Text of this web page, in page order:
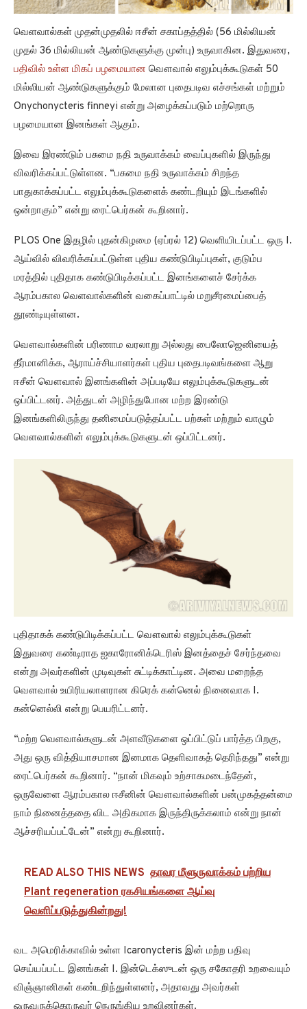
வெளவால்கள் முதன்முதலில் ஈசீன் சகாப்தத்தில் (56 மில்லியன்
முதல் 36 மில்லியன் ஆண்டுகளுக்கு முன்பு) உருவாகின. இதுவரை,
பதிவில் உள்ள மிகப் பழமையான வௌவால் எலும்புக்கூடுகள் 50
மில்லியன் ஆண்டுகளுக்கும் மேலான புதைபடிவ எச்சங்கள் மற்றும்
Onychonycteris finneyi என்று அழைக்கப்படும் மற்றொரு
பழமையான இனங்கள் ஆகும்.
இவை இரண்டும் பசுமை நதி உருவாக்கம் வைப்புகளில் இருந்து
விவரிக்கப்பட்டுள்ளன. “பசுமை நதி உருவாக்கம் சிறந்த
பாதுகாக்கப்பட்ட எலும்புக்கூடுகளைக் கண்டறியும் இடங்களில்
ஒன்றாகும்” என்று ரைட்பெர்கன் கூறினார்.
PLOS One இதழில் புதன்கிழமை (ஏப்ரல் 12) வெளியிடப்பட்ட ஒரு I.
ஆய்வில் விவரிக்கப்பட்டுள்ள புதிய கண்டுபிடிப்புகள், குடும்ப
மரத்தில் புதிதாக கண்டுபிடிக்கப்பட்ட இனங்களைச் சேர்க்க
ஆரம்பகால வெளவால்களின் வகைப்பாட்டில் மறுசீரமைப்பைத்
தூண்டியுள்ளன.
வௌவால்களின் பரிணாம வரலாறு அல்லது பைலோஜெனியைத்
தீர்மானிக்க, ஆராய்ச்சியாளர்கள் புதிய புதைபடிவங்களை ஆறு
ஈசீன் வௌவால் இனங்களின் அப்படியே எலும்புக்கூடுகளுடன்
ஒப்பிட்டனர். அத்துடன் அழிந்துபோன மற்ற இரண்டு
இனங்களிலிருந்து தனிமைப்படுத்தப்பட்ட பற்கள் மற்றும் வாழும்
வெளவால்களின் எலும்புக்கூடுகளுடன் ஒப்பிட்டனர்.
புதிதாகக் கண்டுபிடிக்கப்பட்ட வௌவால் எலும்புக்கூடுகள்
இதுவரை கண்டிராத ஐகாரோனிக்டெரிஸ் இனத்தைச் சேர்ந்தவை
என்று அவர்களின் முடிவுகள் சுட்டிக்காட்டின. அவை மறைந்த
வௌவால் உயிரியலாளரான கிரெக் கன்னெல் நினைவாக I.
கன்னெல்லி என்று பெயரிட்டனர்.
“மற்ற வெளவால்களுடன் அளவீடுகளை ஒப்பிட்டுப் பார்த்த பிறகு,
அது ஒரு வித்தியாசமான இனமாக தெளிவாகத் தெரிந்தது” என்று
ரைட்பெர்கன் கூறினார். “நான் மிகவும் உற்சாகமடைந்தேன்,
ஒருவேளை ஆரம்பகால ஈசீனின் வௌவால்களின் பன்முகத்தன்மை
நாம் நினைத்ததை விட அதிகமாக இருந்திருக்கலாம் என்று நான்
ஆச்சரியப்பட்டேன்” என்று கூறினார்.
READ ALSO THIS NEWS தாவர மீளுருவாக்கம் பற்றிய
Plant regeneration ரகசியங்களை ஆய்வு
வெளிப்படுத்துகின்றது!
வட அமெரிக்காவில் உள்ள Icaronycteris இன் மற்ற பதிவு
செய்யப்பட்ட இனங்கள் I. இன்டெக்ஸுடன் ஒரு சகோதரி உறவையும்
விஞ்ஞானிகள் கண்டறிந்துள்ளனர், அதாவது அவர்கள்